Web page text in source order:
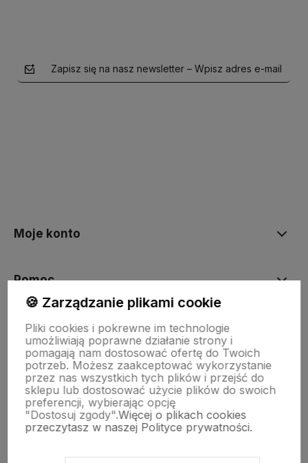
Zapisz się na nasz newsletter – Wpisz adres e-mail
Moje konto
Pomoc
KOLEKCJE
Nasze marki
O nas
🍪 Zarządzanie plikami cookie
Pliki cookies i pokrewne im technologie
umożliwiają poprawne działanie strony i
pomagają nam dostosować ofertę do Twoich
potrzeb. Możesz zaakceptować wykorzystanie
przez nas wszystkich tych plików i przejść do
sklepu lub dostosować użycie plików do swoich
preferencji, wybierając opcję
"Dostosuj zgody".Więcej o plikach cookies
przeczytasz w naszej Polityce prywatności.